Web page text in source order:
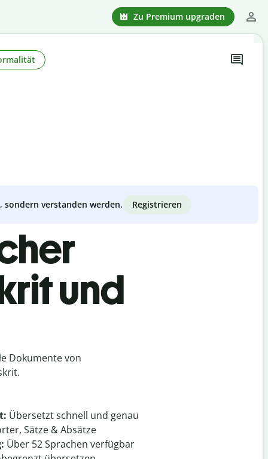
Zu Premium upgraden
verstanden werden. Registrieren
und
Dokumente von
Übersetzt schnell und genau
Sätze & Absätze
Über 52Sprachen verfügbar